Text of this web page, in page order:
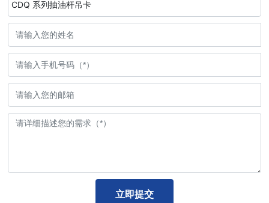
CDQ 系列抽油杆吊卡
立即提交